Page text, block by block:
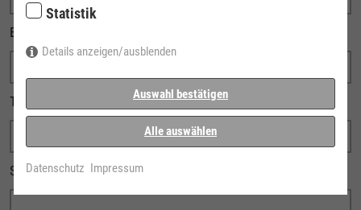
E-MAIL
TELEFONNUMMER
STRASSE
Statistik
Details anzeigen/ausblenden
Auswahl bestätigen
Alle auswählen
Datenschutz Impressum